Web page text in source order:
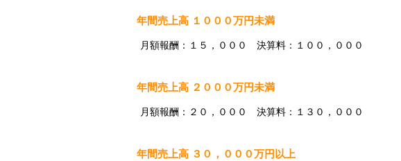
年間売上高 １０００万円未満
月額報酬：１５，０００ 決算料：１００，０００
年間売上高 ２０００万円未満
月額報酬：２０，０００ 決算料：１３０，０００
年間売上高 ３０，０００万円以上